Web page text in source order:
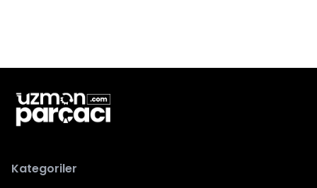
Kategoriler